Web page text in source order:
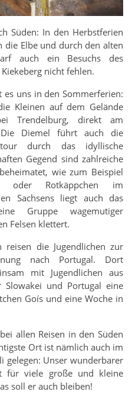
Süden: In den Herbstferien
die Elbe und durch den alten
auch ein Besuchs des
nicht fehlen.
uns in den Sommerferien:
Kleinen auf dem Gelände
Trendelburg, direkt am
Die Diemel führt auch die
durch das idyllische
Gegend sind zahlreiche
wie zum Beispiel
oder Rotkäppchen im
Sachsens liegt auch das
Gruppe wagemutiger
Felsen klettert.
die Jugendlichen zur
nach Portugal. Dort
mit Jugendlichen aus
Slowakei und Portugal eine
Goís und eine Woche in
allen Reisen in den Süden
Ort ist nämlich auch im
gelegen: Unser wunderbarer
für viele große und kleine
soll er auch bleiben!